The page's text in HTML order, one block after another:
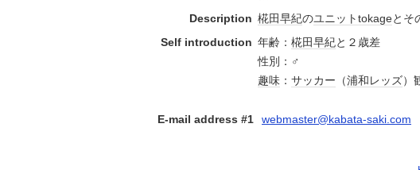
Description 椛田早紀のユニットtokageとそ
Self introduction 年齢： 椛田早紀と２歳差
性別：♂
趣味 ： サッカー （浦和レッズ）
E-mail address #1 webmaster@kabata-saki.com